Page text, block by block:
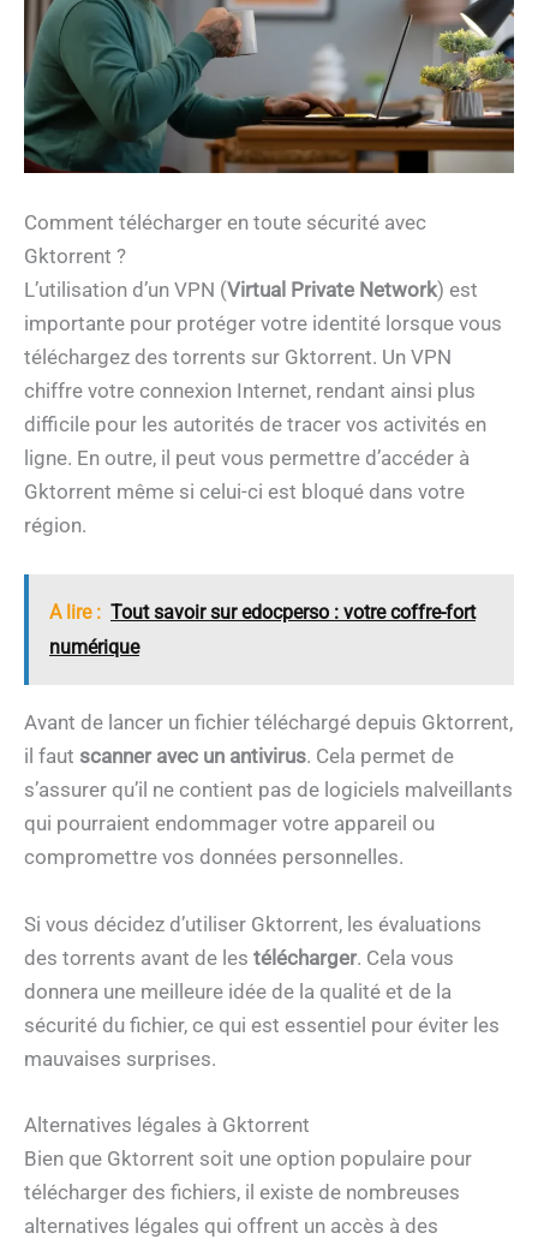
Comment télécharger en toute sécurité avec
Gktorrent ?
L’utilisation d’un VPN (Virtual Private Network) est
importante pour protéger votre identité lorsque vous
téléchargez des torrents sur Gktorrent. Un VPN
chiffre votre connexion Internet, rendant ainsi plus
difficile pour les autorités de tracer vos activités en
ligne. En outre, il peut vous permettre d’accéder à
Gktorrent même si celui-ci est bloqué dans votre
région.
A lire : Tout savoir sur edocperso : votre coffre-fort
numérique
Avant de lancer un fichier téléchargé depuis Gktorrent,
il faut scanner avec un antivirus. Cela permet de
s’assurer qu’il ne contient pas de logiciels malveillants
qui pourraient endommager votre appareil ou
compromettre vos données personnelles.
Si vous décidez d’utiliser Gktorrent, les évaluations
des torrents avant de les télécharger. Cela vous
donnera une meilleure idée de la qualité et de la
sécurité du fichier, ce qui est essentiel pour éviter les
mauvaises surprises.
Alternatives légales à Gktorrent
Bien que Gktorrent soit une option populaire pour
télécharger des fichiers, il existe de nombreuses
alternatives légales qui offrent un accès à des